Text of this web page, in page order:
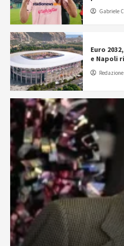
Gabriele
Euro
e Napoli
Redazione